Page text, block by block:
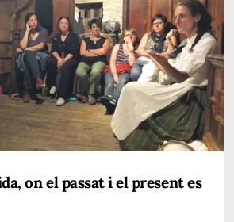
on el passat i el present es